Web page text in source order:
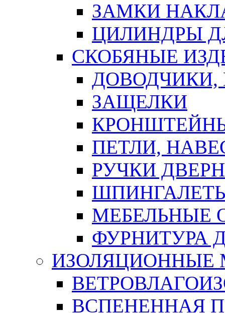
ЗАМКИ
ЦИЛИНДРЫ
СКОБЯНЫЕ
ЗАЩЕЛКИ
ПЕТЛИ,
РУЧКИ
МЕБЕЛЬНЫЕ
ФУРНИТУРА
ИЗОЛЯЦИОННЫЕ
ВСПЕНЕННАЯ